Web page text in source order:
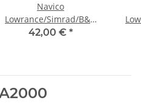
Navico
Lowrance/Simrad/B&G
Ethernetkabel 5 Pin (m-
42,00 € *